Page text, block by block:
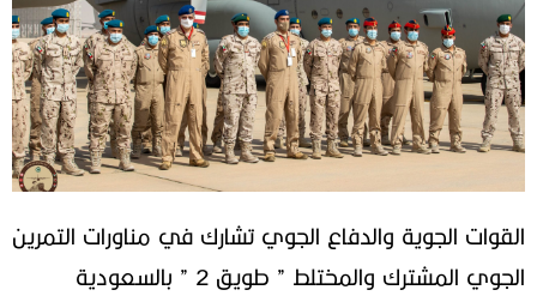
القوات الجوية والدفاع الجوي تشارك في مناورات التمرين
الجوي المشترك والمختلط ” طويق 2 ” بالسعودية